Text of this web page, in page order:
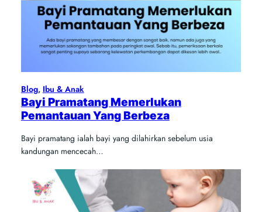
Blog, Ibu & Anak
Bayi Pramatang Memerlukan
Pemantauan Yang Berbeza
Bayi pramatang ialah bayi yang dilahirkan sebelum usia
kandungan mencecah…